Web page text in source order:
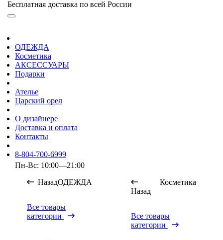
Бесплатная доставка по всей России
ОДЕЖДА
Косметика
АКСЕССУАРЫ
Подарки
Ателье
Царский орел
О дизайнере
Доставка и оплата
Контакты
8-804-700-6999
Пн-Вс: 10:00—21:00
НазадОДЕЖДА
Все товары
категории
Назад
Косметика
Все товары
категории